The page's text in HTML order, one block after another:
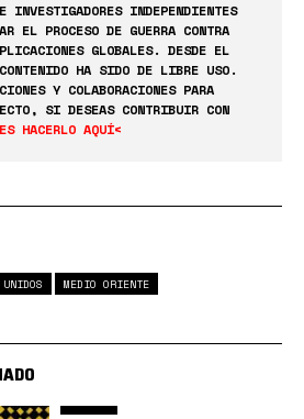
INVESTIGADORES INDEPENDIENTES
EL PROCESO DE GUERRA CONTRA
GLOBALES. DESDE EL
HA SIDO DE LIBRE USO.
Y COLABORACIONES PARA
SI DESEAS CONTRIBUIR CON
HACERLO AQUÍ<
MEDIO ORIENTE